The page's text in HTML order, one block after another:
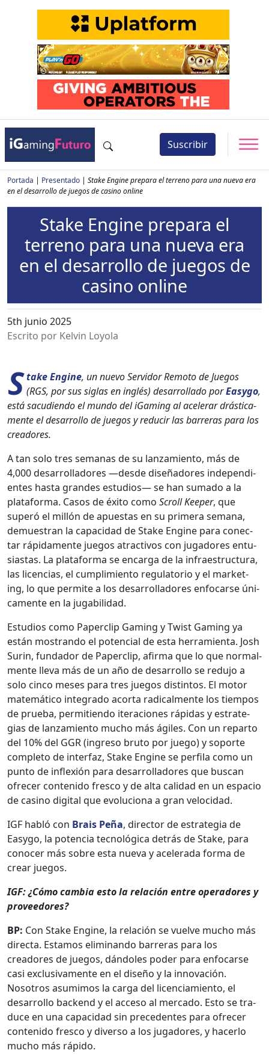
Suscribir
Portada | Presentado | Stake Engine prepara el terreno para una nueva era
en el desarrollo de juegos de casino online
Stake Engine prepara el
terreno para una nueva era
en el desarrollo de juegos de
casino online
5th junio 2025
Escrito por Kelvin Loyola
Stake Engine, un nue­vo Servi­dor Remo­to de Jue­gos
(RGS, por sus siglas en inglés) desar­rol­la­do porEasy­go,
está sacu­d­i­en­do el mun­do del iGam­ing al acel­er­ar drás­ti­ca­
mente el desar­rol­lo de jue­gos y reducir las bar­reras para los
creadores.
A tan solo tres sem­anas de su lan­za­mien­to, más de
4,000 desar­rol­ladores —des­de dis­eñadores inde­pen­di­
entes has­ta grandes estu­dios— se han suma­do a la
platafor­ma. Casos de éxi­to como Scroll Keep­er, que
superó el mil­lón de apues­tas en su primera sem­ana,
demues­tran la capaci­dad de Stake Engine para conec­
tar ráp­i­da­mente jue­gos atrac­tivos con jugadores entu­
si­as­tas. La platafor­ma se encar­ga de la infraestruc­tura,
las licen­cias, el cumplim­ien­to reg­u­la­to­rio y el mar­ket­
ing, lo que per­mite a los desar­rol­ladores enfo­carse úni­
ca­mente en la juga­bil­i­dad.
Estu­dios como Paper­clip Gam­ing y Twist Gam­ing ya
están mostran­do el poten­cial de esta her­ramien­ta. Josh
Surin, fun­dador de Paper­clip, afir­ma que lo que nor­mal­
mente lle­va más de un año de desar­rol­lo se redu­jo a
solo cin­co meses para tres jue­gos dis­tin­tos. El motor
matemáti­co inte­gra­do acor­ta rad­i­cal­mente los tiem­pos
de prue­ba, per­mi­tien­do itera­ciones ráp­i­das y estrate­
gias de lan­za­mien­to mucho más ágiles. Con un repar­to
del 10% del GGR (ingre­so bru­to por juego) y soporte
com­ple­to de inter­faz, Stake Engine se per­fi­la como un
pun­to de inflex­ión para desar­rol­ladores que bus­can
ofre­cer con­tenido fres­co y de alta cal­i­dad en un espa­cio
de casi­no dig­i­tal que evolu­ciona a gran veloci­dad.
IGF habló con Brais Peña, direc­tor de estrate­gia de
Easy­go, la poten­cia tec­nológ­i­ca detrás de Stake, para
cono­cer más sobre esta nue­va y acel­er­a­da for­ma de
crear jue­gos.
IGF: ¿Cómo cam­bia esto la relación entre oper­adores y
provee­dores?
BP: Con Stake Engine, la relación se vuelve mucho más
direc­ta. Esta­mos elim­i­nan­do bar­reras para los
creadores de jue­gos, dán­doles poder para enfo­carse
casi exclu­si­va­mente en el dis­eño y la inno­vación.
Nosotros asum­i­mos la car­ga del licen­ci­amien­to, el
desar­rol­lo back­end y el acce­so al mer­ca­do. Esto se tra­
duce en una capaci­dad sin prece­dentes para ofre­cer
con­tenido fres­co y diver­so a los jugadores, y hac­er­lo
mucho más rápi­do.